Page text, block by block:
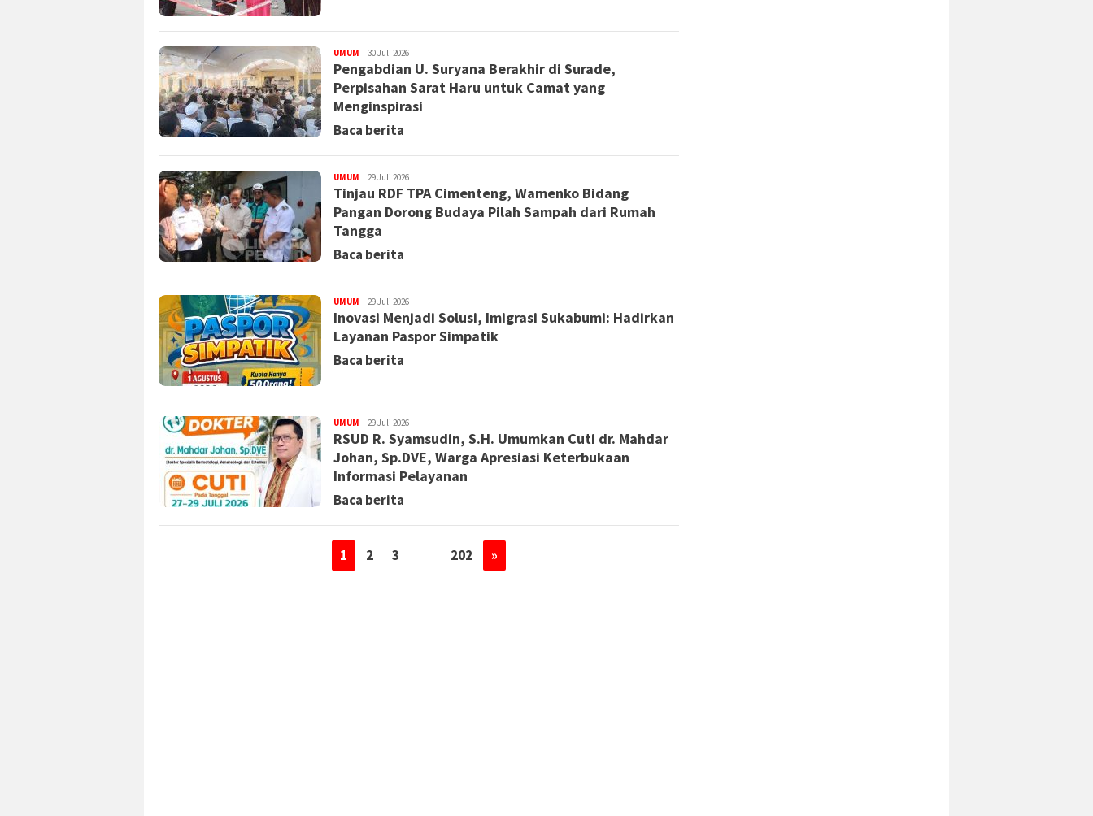
UMUM Redaksi
30 Juli 2026
Pengabdian U. Suryana Berakhir di Surade,
Perpisahan Sarat Haru untuk Camat yang
Menginspirasi
Baca berita
UMUM Redaksi
29 Juli 2026
Tinjau RDF TPA Cimenteng, Wamenko Bidang
Pangan Dorong Budaya Pilah Sampah dari Rumah
Tangga
Baca berita
UMUM admin
29 Juli 2026
Inovasi Menjadi Solusi, Imigrasi Sukabumi: Hadirkan
Layanan Paspor Simpatik
Baca berita
UMUM Akoy
Khoerudin
29 Juli 2026
RSUD R. Syamsudin, S.H. Umumkan Cuti dr. Mahdar
Johan, Sp.DVE, Warga Apresiasi Keterbukaan
Informasi Pelayanan
Baca berita
1 2 3 202 »